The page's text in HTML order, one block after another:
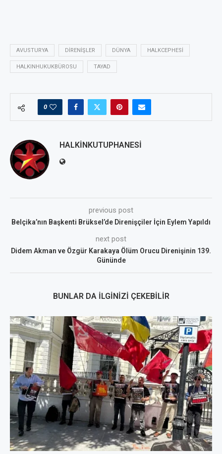
AVUSTURYA DIRENIŞLER DÜNYA HALKCEPHESI
HALKINHUKUKBÜROSU TAYAD
0
HALKINKUTUPHANESI
previous post
Belçika’nın Başkenti Brüksel’de Direnişçiler İçin Eylem Yapıldı
next post
Didem Akman ve Özgür Karakaya Ölüm Orucu Direnişinin 139.
Gününde
BUNLAR DA İLGINIZI ÇEKEBILIR